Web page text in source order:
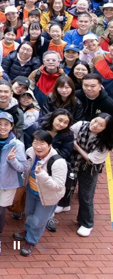
Play / Stop the slider